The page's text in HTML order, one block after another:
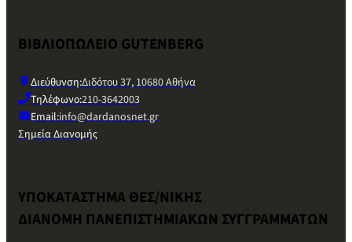
ΒΙΒΛΙΟΠΩΛΕΙΟ GUTENBERG
Διεύθυνση:Διδότου 37, 10680 Αθήνα
Τηλέφωνο:210-3642003
Email:info@dardanosnet.gr
Σημεία Διανομής
ΥΠΟΚΑΤΑΣΤΗΜΑ ΘΕΣ/ΝΙΚΗΣ
ΔΙΑΝΟΜΗ ΠΑΝΕΠΙΣΤΗΜΙΑΚΩΝ ΣΥΓΓΡΑΜΜΑΤΩΝ